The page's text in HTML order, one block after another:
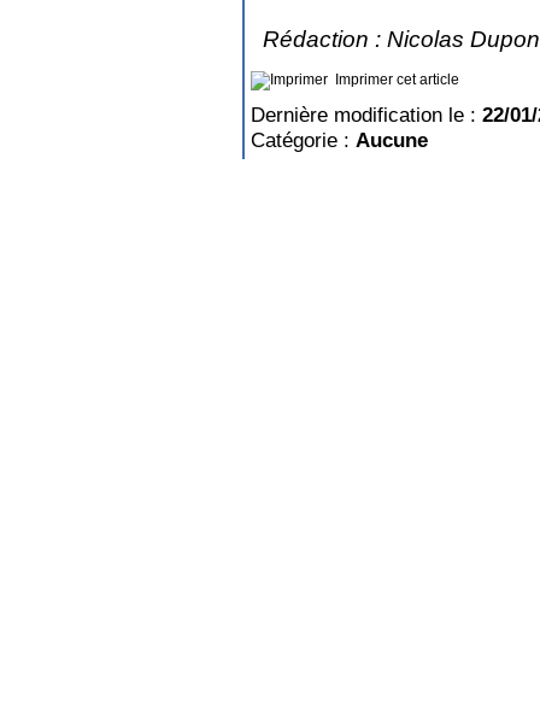
Rédaction : Nicolas
Imprimer cet article
Dernière modification le : 22/
Catégorie : Aucune